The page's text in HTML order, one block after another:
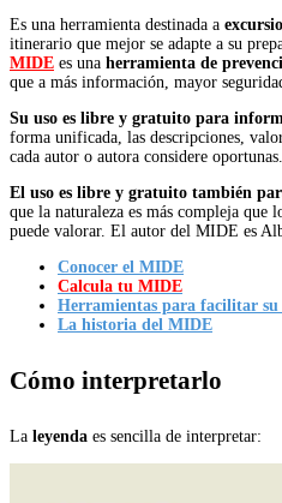
Es una herramienta destinada a
itinerario que mejor se adapte a su
MIDE es una herramienta de
que a más información, mayor
Su uso es libre y gratuito para
forma unificada, las descripciones,
cada autor o autora considere oportunas.
El uso es libre y gratuito también
que la naturaleza es más compleja que
puede valorar. El autor del MIDE es
Conocer el MIDE
Calcula tu MIDE
Herramientas para facilitar su
La historia del MIDE
Cómo interpretarlo
La leyenda es sencilla de interpretar: